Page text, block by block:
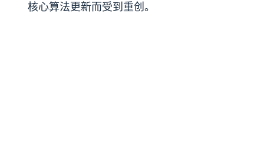
核心算法更新而受到重创。